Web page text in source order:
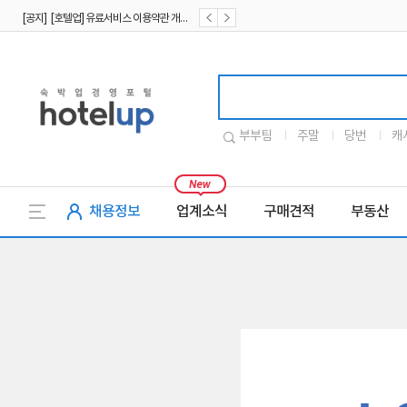
부부팀 주말 당번 캐
채용정보 업계소식 구매견적 부동산